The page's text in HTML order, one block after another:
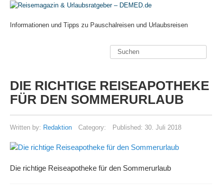
Informationen und Tipps zu Pauschalreisen und Urlaubsreisen
DIE RICHTIGE REISEAPOTHEKE
FÜR DEN SOMMERURLAUB
Written by: Redaktion Category: Published: 30. Juli 2018
Die richtige Reiseapotheke für den Sommerurlaub